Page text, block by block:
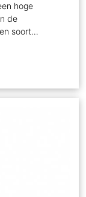
hoge
de
soort…